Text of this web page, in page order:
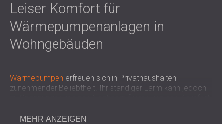
SCHALLDÄMMUNG UND
AKUSTIKLÖSUNGEN FÜR
RECHENZENTREN
Leiser Komfort für
Wärmepumpenanlagen in
Wohngebäuden
Wärmepumpen erfreuen sich in Privathaushalten
zunehmender Beliebtheit. Ihr ständiger Lärm kann jedoch
professioneller Schallschutzlösungen können die Vorteile
MEHR ANZEIGEN